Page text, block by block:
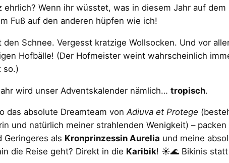
ehrlich? Wenn ihr wüsstet, was in diesem Jahr auf
Fuß auf den anderen hüpfen wie ich!
den Schnee. Vergesst kratzige Wollsocken. Und vor
Hofbälle! (Der Hofmeister weint wahrscheinlich
so.)
wird unser Adventskalender nämlich… tropisch.
das absolute Dreamteam vonAdiuva et Protege
und natürlich meiner strahlenden Wenigkeit) –
Geringeres als Kronprinzessin Aurelia und meine
die Reise geht? Direkt in die Karibik! ☀️🌊 Bikinis statt